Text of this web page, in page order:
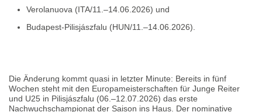
Verolanuova (ITA/11.–14.06.2026) und
Budapest-Pilisjászfalu (HUN/11.–14.06.2026).
Die Änderung kommt quasi in letzter Minute: Bereits in fünf
Wochen steht mit den Europameisterschaften für Junge Reiter
und U25 in Pilisjászfalu (06.–12.07.2026) das erste
Nachwuchschampionat der Saison ins Haus. Der nominative